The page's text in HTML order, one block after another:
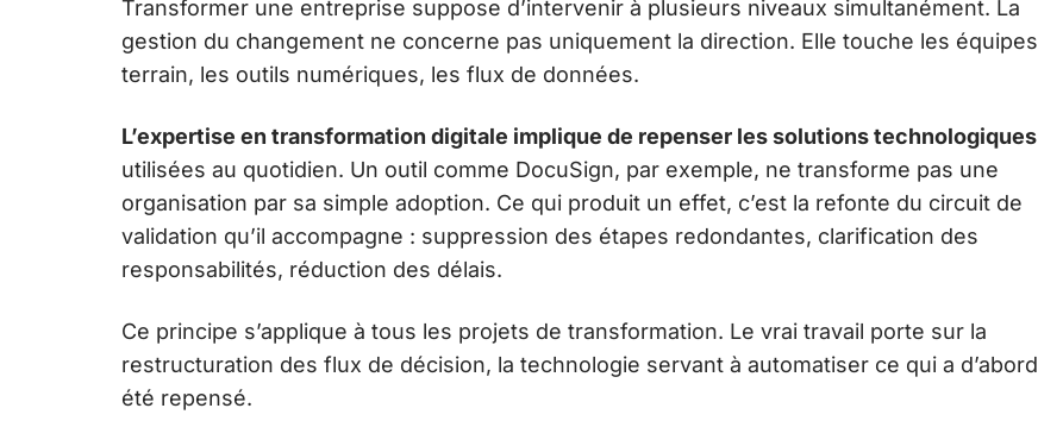
Transformer une entreprise suppose d’intervenir à plusieurs niveaux simultanément. La
gestion du changement ne concerne pas uniquement la direction. Elle touche les équipes
terrain, les outils numériques, les flux de données.
L’expertise en transformation digitale implique de repenser les solutions technologiques
utilisées au quotidien. Un outil comme DocuSign, par exemple, ne transforme pas une
organisation par sa simple adoption. Ce qui produit un effet, c’est la refonte du circuit de
validation qu’il accompagne : suppression des étapes redondantes, clarification des
responsabilités, réduction des délais.
Ce principe s’applique à tous les projets de transformation. Le vrai travail porte sur la
restructuration des flux de décision, la technologie servant à automatiser ce qui a d’abord
été repensé.